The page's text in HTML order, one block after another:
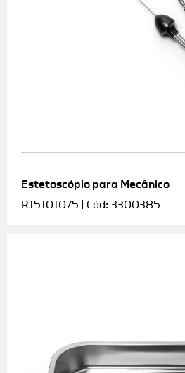
Estetoscópio para Mecânico
R15101075 | Cód: 3300385